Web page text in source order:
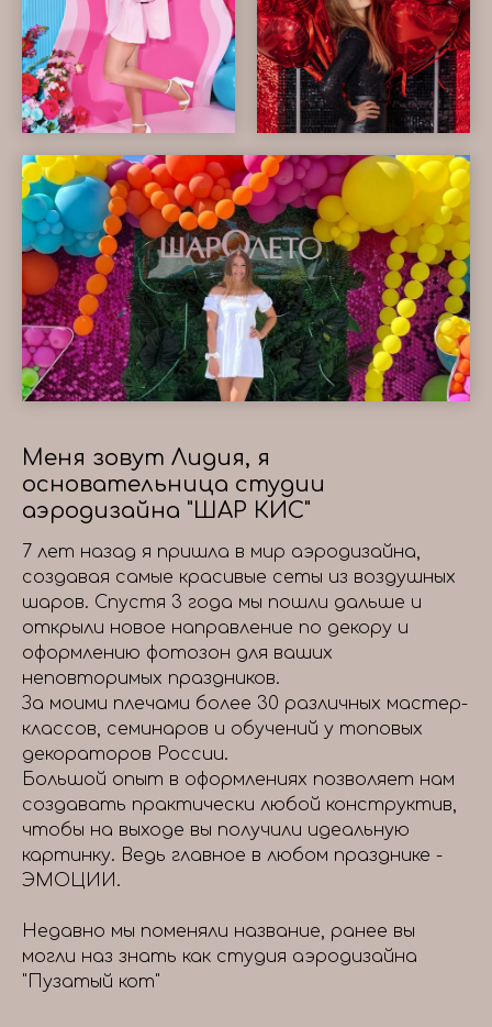
Меня зовут Лидия, я
основательница студии
аэродизайна "ШАР КИС"
7 лет назад я пришла в мир аэродизайна,
создавая самые красивые сеты из воздушных
шаров. Спустя 3 года мы пошли дальше и
открыли новое направление по декору и
оформлению фотозон для ваших
неповторимых праздников.
За моими плечами более 30 различных мастер-
классов, семинаров и обучений у топовых
декораторов России.
Большой опыт в оформлениях позволяет нам
создавать практически любой конструктив,
чтобы на выходе вы получили идеальную
картинку. Ведь главное в любом празднике -
ЭМОЦИИ.
Недавно мы поменяли название, ранее вы
могли наз знать как студия аэродизайна
"Пузатый кот"